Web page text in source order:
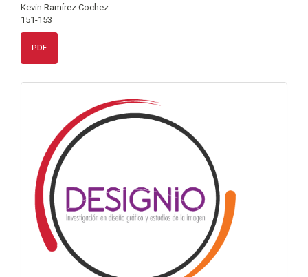
Kevin Ramírez Cochez
151-153
PDF